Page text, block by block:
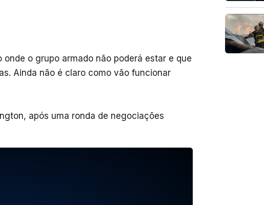
o grupo armado não poderá estar e que
Ainda não é claro como vão funcionar
após uma ronda de negociações